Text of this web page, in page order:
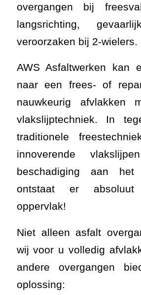
overgangen bij
langsrichting,
veroorzaken bij 2-wielers.
AWS Asfaltwerken kan
naar een frees- of
nauwkeurig afvlakken
vlakslijptechniek. In
traditionele
innoverende
beschadiging aan
ontstaat er
oppervlak!
Niet alleen asfalt
wij voor u volledig
andere overgangen
oplossing: